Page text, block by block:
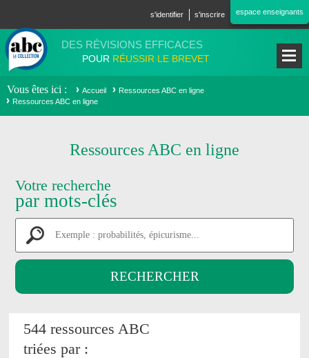
s'identifier s'inscrire espace enseignants
DES RÉVISIONS EFFICACES
POUR RÉUSSIR LE BREVET
Vous êtes ici Accueil
Ressources ABC en ligne
Ressources ABC en ligne
Ressources ABC en ligne
Votre recherche
par mots-clés
544 ressources ABC
triées par :